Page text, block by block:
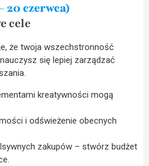
20 czerwca)
cele
że twoja wszechstronność
się lepiej zarządzać
kreatywności mogą
i odświeżenie obecnych
zakupów – stwórz budżet